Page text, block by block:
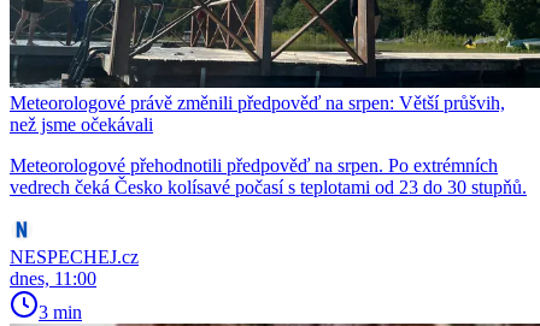
Meteorologové právě změnili předpověď na srpen: Větší průšvih,
než jsme očekávali
Meteorologové přehodnotili předpověď na srpen. Po extrémních
vedrech čeká Česko kolísavé počasí s teplotami od 23 do 30 stupňů.
NESPECHEJ.cz
dnes, 11:00
3 min